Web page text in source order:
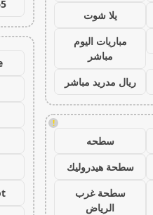
يلا شوت
مباريات اليوم
مباشر
ريال مدريد مباشر
!
سطحه
سطحة هيدروليك
سطحة غرب
الرياض